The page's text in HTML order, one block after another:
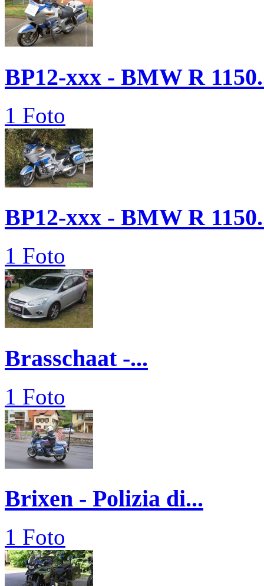
BP12-xxx - BMW R
1 Foto
BP12-xxx - BMW R
1 Foto
Brasschaat -...
1 Foto
Brixen - Polizia di...
1 Foto